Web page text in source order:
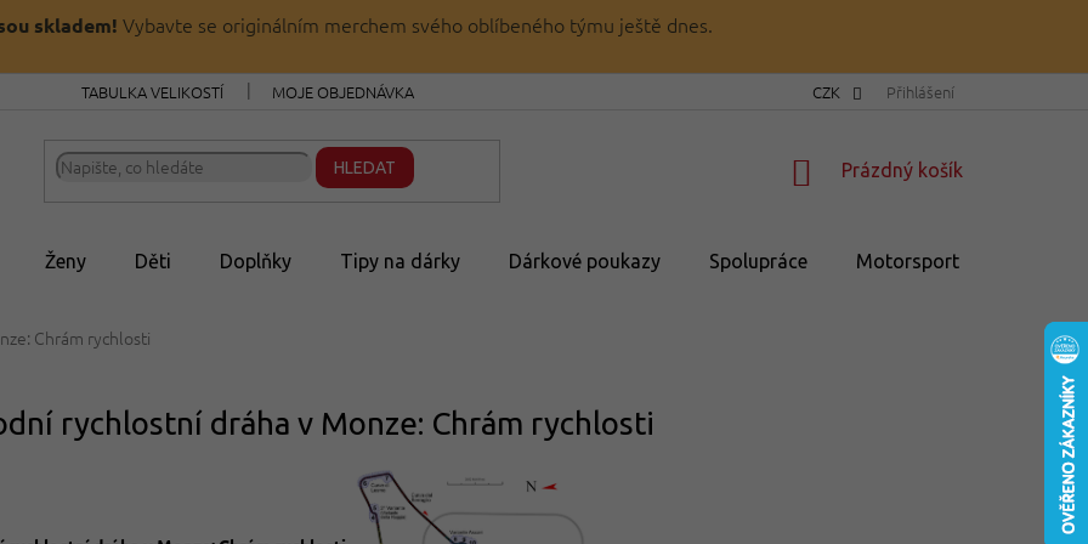
skladem! Vybavte se originálním merchem svého oblíbeného týmu ještě dnes.
TABULKA VELIKOSTÍ MOJE OBJEDNÁVKA CZK Přihlášení
HLEDAT
NÁKUPNÍ
Prázdný košík
Ženy Děti Doplňky Tipy na dárky Dárkové poukazy Spolupráce Motorsport
Chrám rychlosti
rychlostní dráha v Monze: Chrám rychlosti